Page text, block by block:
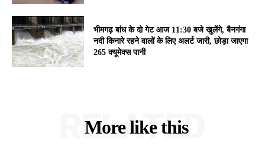
भीमगढ़ बांध के दो गेट आज 11:30 बजे खुलेंगे, बैनगंगा
नदी किनारे रहने वालों के लिए अलर्ट जारी, छोड़ा जाएगा
265 क्यूमेक्स पानी
More like this
RELATED